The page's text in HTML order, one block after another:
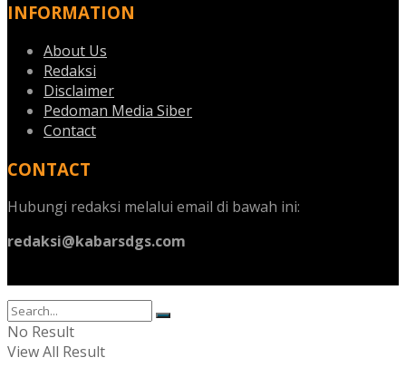
INFORMATION
About Us
Redaksi
Disclaimer
Pedoman Media Siber
Contact
CONTACT
Hubungi redaksi melalui email di bawah ini:
redaksi@kabarsdgs.com
No Result
View All Result